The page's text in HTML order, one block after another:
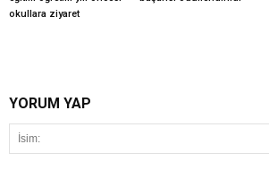
okullara ziyaret
YORUM YAP